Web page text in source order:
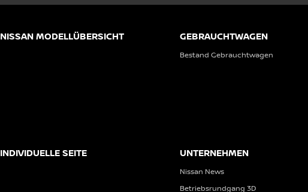
NISSAN MODELLÜBERSICHT GEBRAUCHTWAGEN
Bestand Gebrauchtwagen
INDIVIDUELLE SEITE UNTERNEHMEN
Nissan News
Betriebsrundgang 3D